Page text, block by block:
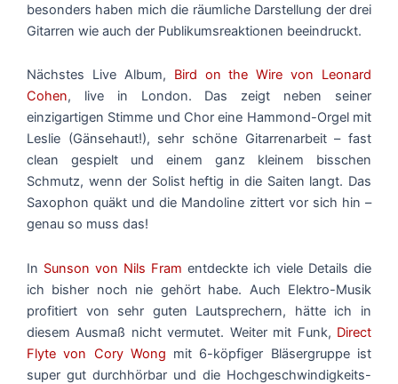
besonders haben mich die räumliche Darstellung der drei
Gitarren wie auch der Publikumsreaktionen beeindruckt.
Nächstes Live Album, Bird on the Wire von Leonard
Cohen, live in London. Das zeigt neben seiner
einzigartigen Stimme und Chor eine Hammond-Orgel mit
Leslie (Gänsehaut!), sehr schöne Gitarrenarbeit – fast
clean gespielt und einem ganz kleinem bisschen
Schmutz, wenn der Solist heftig in die Saiten langt. Das
Saxophon quäkt und die Mandoline zittert vor sich hin –
genau so muss das!
In Sunson von Nils Fram entdeckte ich viele Details die
ich bisher noch nie gehört habe. Auch Elektro-Musik
profitiert von sehr guten Lautsprechern, hätte ich in
diesem Ausmaß nicht vermutet. Weiter mit Funk, Direct
Flyte von Cory Wong mit 6-köpfiger Bläsergruppe ist
super gut durchhörbar und die Hochgeschwindigkeits-